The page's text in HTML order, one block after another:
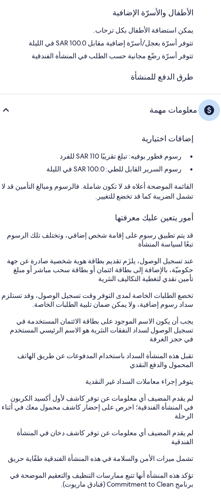
الأطفال والأسرّة الإضافية
يمكن استضافة الأطفال بكل ترحاب.
تتوفر أسرّة بعجل/أسرّة إضافية مقابل SAR 100.0 في الليلة
تتوفر أسرّة رضّع مجانية حسب الطلب في المنشأة الفندقية
طرق الدفع للمنشأة
معلومات مهمة
إضافات اختيارية
رسوم فطور بوفيه: تبلغ تقريبًا 110 SAR للفرد
رسوم السرير القابل للطي: 100.0 SAR في الليلة
القائمة الموضحة أعلاه قد لا تكون شاملة. فالرسوم ومبالغ التأمين قد لا
تشمل الضريبة كما قد تخضع للتغيير.
أمور يتعين عليك معرفتها
قد يتم تطبيق رسوم على إقامة شخص إضافي، وتختلف تلك الرسوم
تبعًا لسياسة المنشأة
عند تسجيل الوصول، يلزَم تقديم بطاقة هوية شخصية صادرة عن جهة
حكوميّة، بالإضافة إلى بطاقة ائتمان أو بطاقة سحب مباشر أو مبلغ
تأمين نقدي لتغطية التكاليف النثرية
تخضع الطلبات الخاصة لمدى التوفر وقت تسجيل الوصول، وقد تستلزم
سداد رسوم إضافية، ولا يمكن ضمان تلبية الطلبات الخاصة.
يجب أن يكون الاسم الموجود على بطاقة الائتمان المستخدمة في
تسجيل الوصول لسداد النفقات النثرية هو الاسم الرئيسي المستخدم
في حجز الغرفة
تقبل هذه المنشأة السداد باستخدام المدفوعات عن طريق الهاتف
المحمول والدفع النقدي
يتوفر إجراء معاملات السداد غير النقدية
لم يقدم المضيف أي معلومات عن توفر كاشف لأول أكسيد الكربون
في المنشأة الفندقية؛ احرص على إحضار كاشف محمول معك في أثناء
الرحلة
لم يقدم المضيف أي معلومات عن توفر كاشف دخان في المنشأة
الفندقية
تشمل ميزات الأمن والسلامة في هذه المنشأة الفندقية طفّاية حريق
تؤكد هذه المنشأة أنها تتبع ممارسات التنظيف والتعقيم الموضحة في
برنامج Commitment to Clean (فنادق ماريوت).